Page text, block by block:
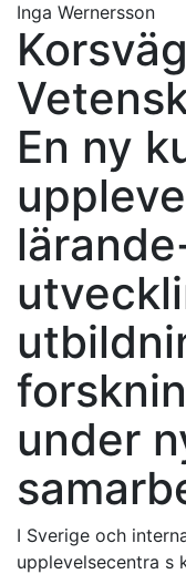
Inga Wernersson
En ny
under
I Sverige och
upplevelsecentra s